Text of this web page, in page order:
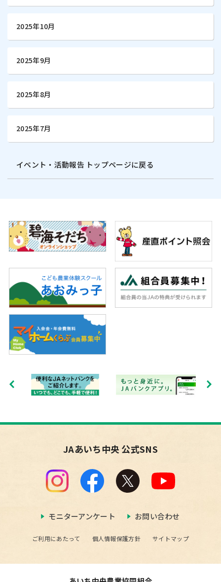
2025年10月
2025年9月
2025年8月
2025年7月
イベント・活動報告 トップページに戻る
JAあいち中央 公式SNS
モニターアンケート お問い合わせ
ご利用にあたって 個人情報保護方針 サイトマップ